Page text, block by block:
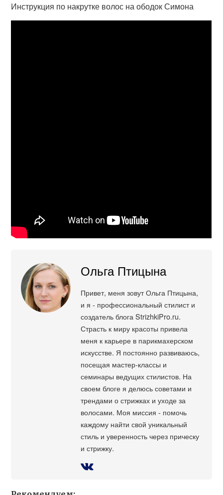
Инструкция по накрутке волос на ободок Симона
Ольга Птицына
Привет, меня зовут Ольга Птицына,
и я - профессиональный стилист и
создатель блога StrizhkiPro.ru.
Страсть к миру красоты привела
меня к карьере в парикмахерском
искусстве. Я постоянно развиваюсь,
посещая мастер-классы и
семинары ведущих стилистов. На
своем блоге я делюсь советами и
трендами о стрижках и уходе за
волосами. Моя миссия - помочь
каждому найти свой уникальный
стиль и уверенность через прическу
и стрижку.